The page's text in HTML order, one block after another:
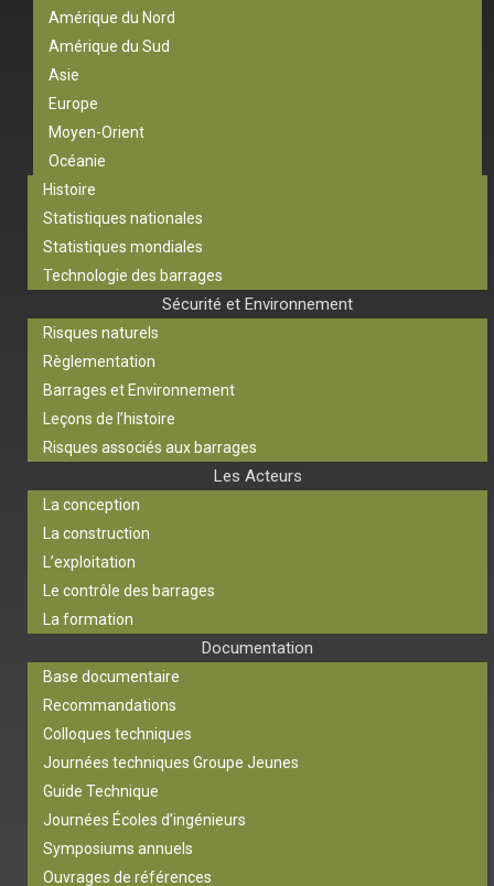
Amérique du Nord
Amérique du Sud
Asie
Europe
Moyen-Orient
Océanie
Histoire
Statistiques nationales
Statistiques mondiales
Technologie des barrages
Sécurité et Environnement
Risques naturels
Règlementation
Barrages et Environnement
Leçons de l’histoire
Risques associés aux barrages
Les Acteurs
La conception
La construction
L’exploitation
Le contrôle des barrages
La formation
Documentation
Base documentaire
Recommandations
Colloques techniques
Journées techniques Groupe Jeunes
Guide Technique
Journées Écoles d’ingénieurs
Symposiums annuels
Ouvrages de références